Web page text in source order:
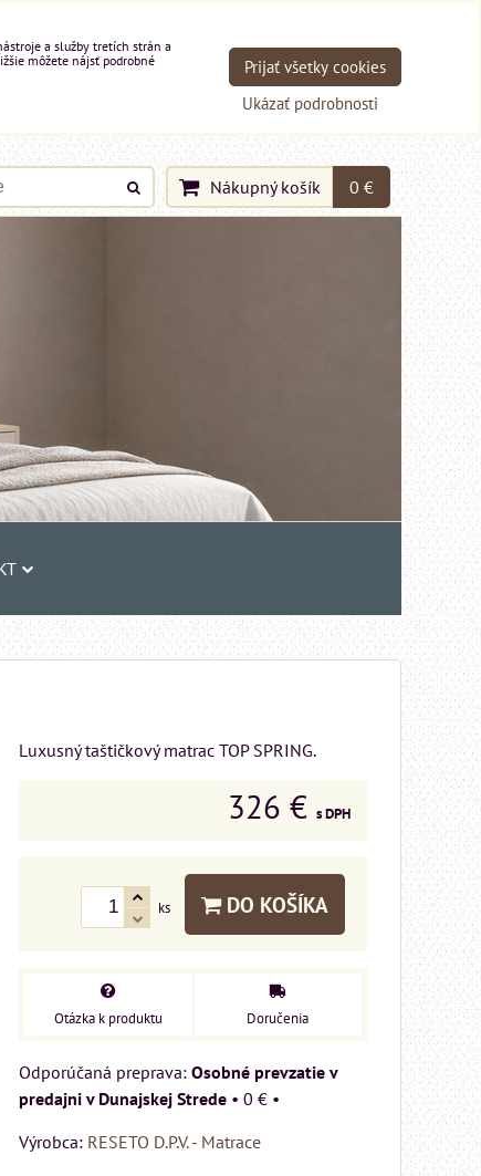
Nákupný košík 0 €
Luxusný taštičkový matrac TOP SPRING.
326 € s DPH
ks DO KOŠÍKA
Otázka k produktu Doručenia
Osobné prevzatie v
predajni v Dunajskej Strede • 0 € •
Výrobca: RESETO D.P.V. - Matrace
a služby tretích strán a
môžete nájsť podrobné
Ukázať podrobnosti
Prijať všetky cookies